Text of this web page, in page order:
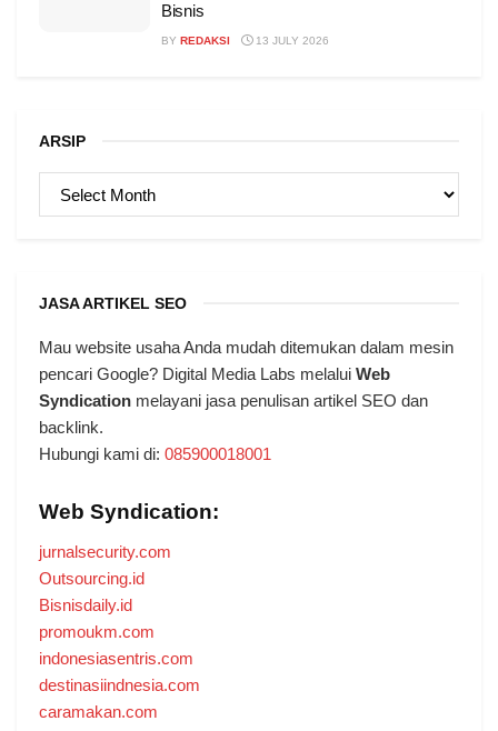
Bisnis
BY REDAKSI 13 JULY 2026
ARSIP
JASA ARTIKEL SEO
Mau website usaha Anda mudah ditemukan dalam mesin
pencari Google? Digital Media Labs melalui Web
Syndication melayani jasa penulisan artikel SEO dan
backlink.
Hubungi kami di: 085900018001
Web Syndication:
jurnalsecurity.com
Outsourcing.id
Bisnisdaily.id
promoukm.com
indonesiasentris.com
destinasiindnesia.com
caramakan.com